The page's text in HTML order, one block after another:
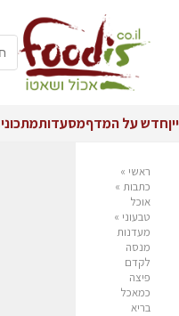
ייןחדש על המדףמסעדות
ראשי »
כתבות »
אוכל
טבעוני »
מעדנות
מנסה
לקדם
פיצה
כמאכל
בריא